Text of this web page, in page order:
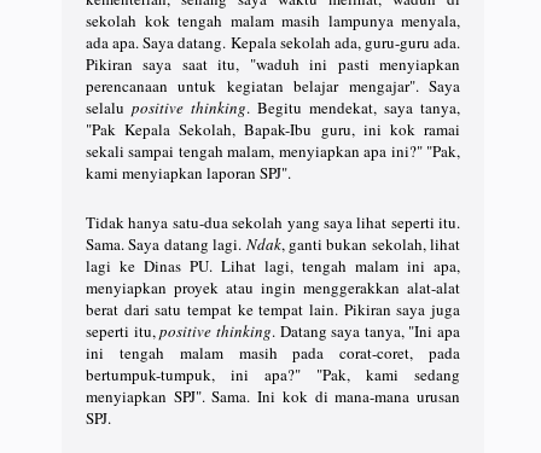
sekolah kok tengah malam masih lampunya menyala,
ada apa. Saya datang. Kepala sekolah ada, guru-guru ada.
Pikiran saya saat itu, "waduh ini pasti menyiapkan
perencanaan untuk kegiatan belajar mengajar". Saya
selalu positive thinking. Begitu mendekat, saya tanya,
"Pak Kepala Sekolah, Bapak-Ibu guru, ini kok ramai
sekali sampai tengah malam, menyiapkan apa ini?" "Pak,
kami menyiapkan laporan SPJ".
Tidak hanya satu-dua sekolah yang saya lihat seperti itu.
Sama. Saya datang lagi. Ndak, ganti bukan sekolah, lihat
lagi ke Dinas PU. Lihat lagi, tengah malam ini apa,
menyiapkan proyek atau ingin menggerakkan alat-alat
berat dari satu tempat ke tempat lain. Pikiran saya juga
seperti itu,positive thinking. Datang saya tanya, "Ini apa
ini tengah malam masih pada corat-coret, pada
bertumpuk-tumpuk, ini apa?" "Pak, kami sedang
menyiapkan SPJ". Sama. Ini kok di mana-mana urusan
SPJ.